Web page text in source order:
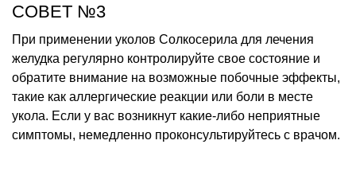
СОВЕТ №3
При применении уколов Солкосерила для лечения
желудка регулярно контролируйте свое состояние и
обратите внимание на возможные побочные эффекты,
такие как аллергические реакции или боли в месте
укола. Если у вас возникнут какие-либо неприятные
симптомы, немедленно проконсультируйтесь с врачом.